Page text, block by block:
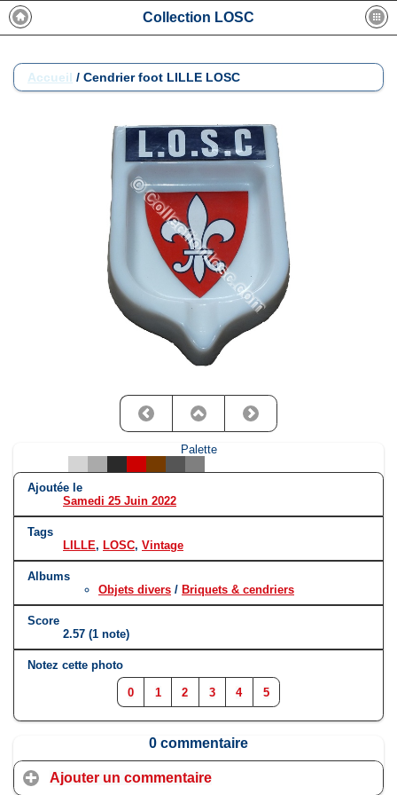
Collection LOSC
Accueil / Cendrier foot LILLE LOSC
Palette
Ajoutée le
Samedi 25 Juin 2022
Tags
LILLE, LOSC, Vintage
Albums
Objets divers / Briquets & cendriers
Score
2.57 (1 note)
Notez cette photo
0 1 2 3 4 5
0 commentaire
Ajouter un commentaire